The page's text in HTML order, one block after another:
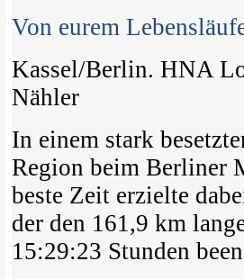
Von eurem
Kassel/Berlin. HNA
Nähler
In einem stark
Region beim Berliner
beste Zeit erzielte
der den 161,9 km
15:29:23 Stunden